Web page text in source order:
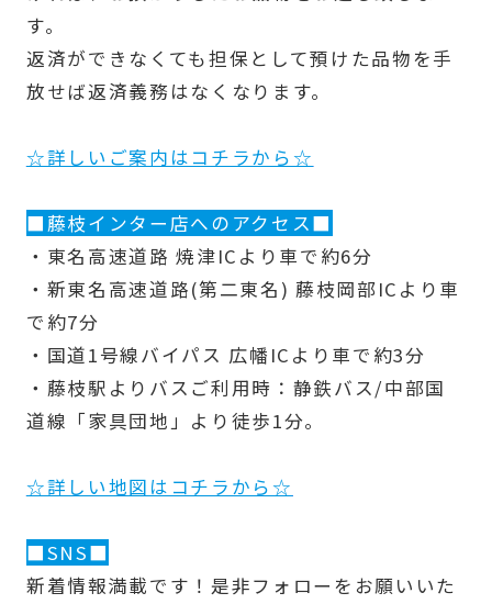
す。
返済ができなくても担保として預けた品物を手
放せば返済義務はなくなります。
☆詳しいご案内はコチラから☆
■藤枝インター店へのアクセス■
・東名高速道路 焼津ICより車で約6分
・新東名高速道路(第二東名) 藤枝岡部ICより車
で約7分
・国道1号線バイパス 広幡ICより車で約3分
・藤枝駅よりバスご利用時：静鉄バス/中部国
道線「家具団地」より徒歩1分。
☆詳しい地図はコチラから☆
■SNS■
新着情報満載です！是非フォローをお願いいた